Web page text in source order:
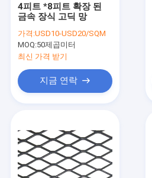
4피트 *8피트 확장 된
금속 장식 고딕 망
가격:USD10-USD20/SQM
MOQ:50제곱미터
최신 가격 받기
지금 연락